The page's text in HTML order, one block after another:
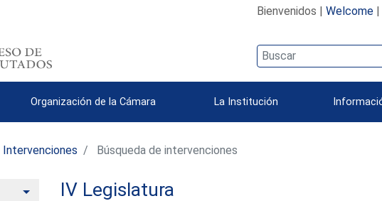
Bienvenidos | Welcome|
Organización de la Cámara La Institución
Intervenciones Búsqueda de intervenciones
AlternarIV Legislatura